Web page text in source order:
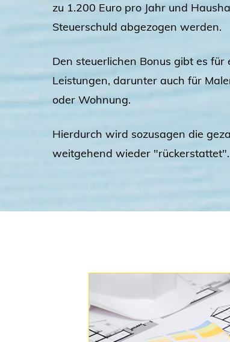
zu 1.200 Euro pro Jahr und
Steuerschuld abgezogen werden.
Den steuerlichen Bonus gibt es
Leistungen, darunter auch für
oder Wohnung.
Hierdurch wird sozusagen die
weitgehend wieder "rückerstattet".